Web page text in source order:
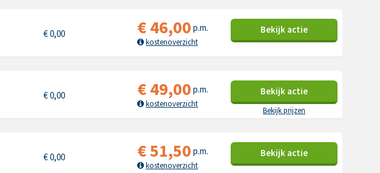
€0,00 €46,00 p.m.
kostenoverzicht
Bekijk actie
€0,00 €49,00 p.m.
kostenoverzicht
Bekijk actie
Bekijk prijzen
€0,00 €51,50 p.m.
kostenoverzicht
Bekijk actie